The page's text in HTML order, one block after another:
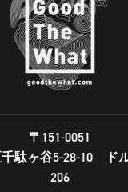
〒151-0051
駄ヶ谷5-28-10 ド
206